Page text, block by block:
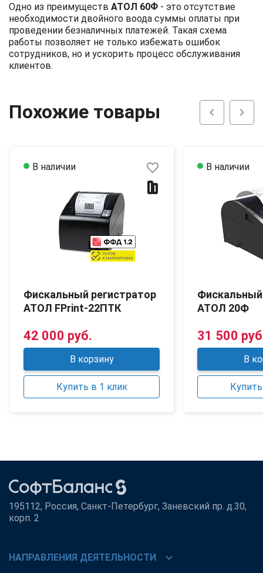
Одно из преимуществ АТОЛ 60Ф - это отсутствие
необходимости двойного воода суммы оплаты при
проведении безналичных платежей. Такая схема
работы позволяет не только избежать ошибок
сотрудников, но и ускорить процесс обслуживания
клиентов.
Похожие товары chevron_left chevron_right
Фискальный регистратор
АТОЛ FPrint-22ПТК
favorite_border
42 000 руб.
В наличии
В корзину
Купить в 1 клик
Фискальный
АТОЛ 20Ф
31 500
В наличии
В
195112, Россия, Санкт-Петербург, Заневский пр. д.30,
корп. 2
НАПРАВЛЕНИЯ ДЕЯТЕЛЬНОСТИ chevron_right